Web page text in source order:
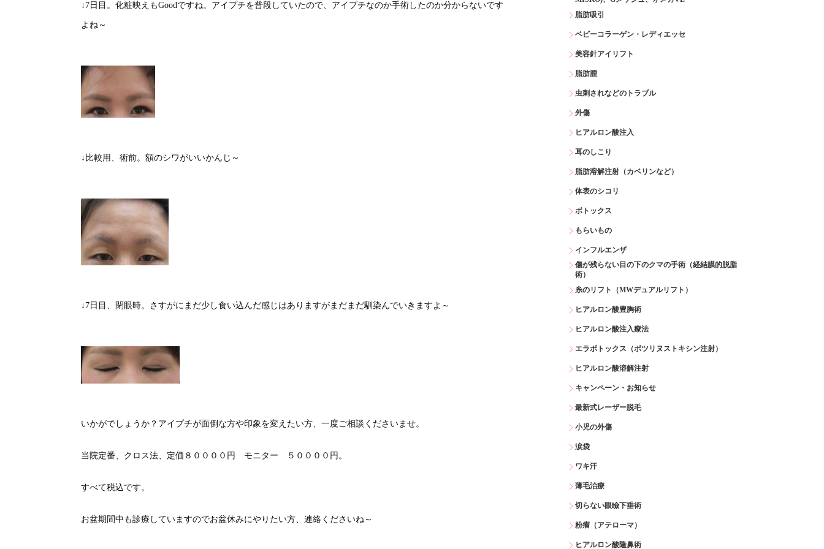
↓7日目。化粧映えもGoodですね。アイプチを普段していたので、アイプチなのか手術したのか分からないです
よね～
↓比較用、術前。額のシワがいいかんじ～
↓7日目、閉眼時。さすがにまだ少し食い込んだ感じはありますがまだまだ馴染んでいきますよ～
いかがでしょうか？アイプチが面倒な方や印象を変えたい方、一度ご相談くださいませ。
当院定番、クロス法、定価８００００円 モニター ５００００円。
すべて税込です。
お盆期間中も診療していますのでお盆休みにやりたい方、連絡くださいね～
脂肪吸引
ベビーコラーゲン・レディエッセ
美容針アイリフト
脂肪腫
虫刺されなどのトラブル
外傷
ヒアルロン酸注入
耳のしこり
脂肪溶解注射（カベリンなど）
体表のシコリ
ボトックス
もらいもの
インフルエンザ
傷が残らない目の下のクマの手術（経結膜的脱脂
術）
糸のリフト（MWデュアルリフト）
ヒアルロン酸豊胸術
ヒアルロン酸注入療法
エラボトックス（ボツリヌストキシン注射）
ヒアルロン酸溶解注射
キャンペーン・お知らせ
最新式レーザー脱毛
小児の外傷
涙袋
ワキ汗
薄毛治療
切らない眼瞼下垂術
粉瘤（アテローマ）
ヒアルロン酸隆鼻術